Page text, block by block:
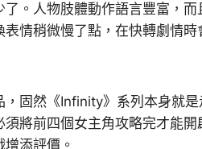
。人物肢體動作語言豐富，
情稍微慢了點，在快轉劇情時
，固然《Infinity》系列本身就
將前四個女主角攻略完才能
添評價。